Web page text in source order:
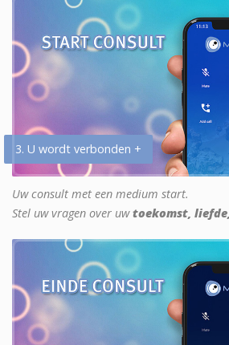
3. U wordt verbonden +
Uw consult met een medium start.
Stel uw vragen over uwtoekomst,